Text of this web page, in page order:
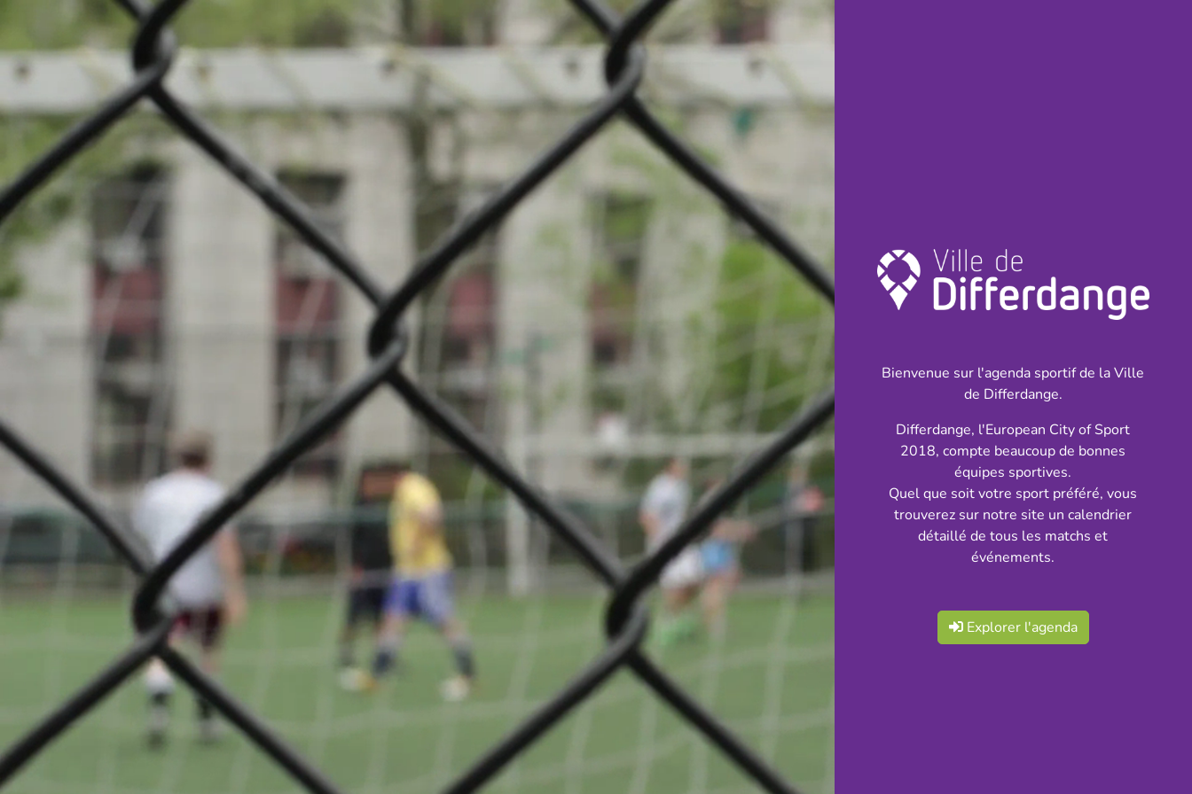
Nouveautés
Clubs locaux
A propos
Coupe: Football
INFOS
15.07.2025
20:00
Stade Municipal
Champions League -
1st qualifying round
F.C.
Déifferdeng 03
FC Drita
(Kosovo)
retour
Bienvenue sur l'agenda sportif de la Ville
de Differdange.
Differdange, l'European City of Sport
2018, compte beaucoup de bonnes
équipes sportives.
Quel que soit votre sport préféré, vous
trouverez sur notre site un calendrier
détaillé de tous les matchs et
événements.
Explorer l'agenda